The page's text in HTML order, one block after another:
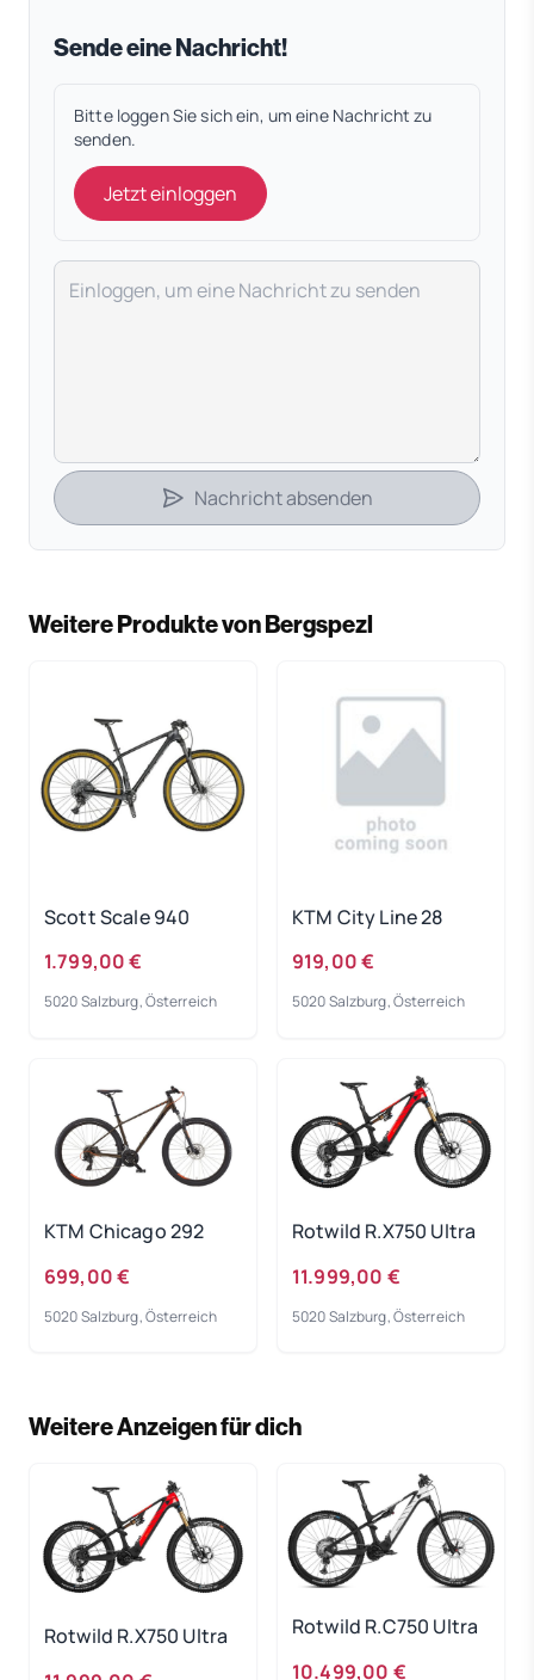
Sende eine Nachricht!
Bitte loggen Sie sich ein, um eine Nachricht zu
senden.
Jetzt einloggen
Deine Nachricht
Nachricht absenden
Weitere Produkte von Bergspezl
Scott Scale 940
1.799,00 €
5020 Salzburg, Österreich
KTM City Line 28
919,00 €
5020 Salzburg, Österreich
KTM Chicago 292
699,00 €
5020 Salzburg, Österreich
Rotwild R.X750 Ultra
11.999,00 €
5020 Salzburg, Österreich
Weitere Anzeigen für dich
Rotwild R.X750 Ultra
Rotwild R.C750 Ultra
10.499,00 €